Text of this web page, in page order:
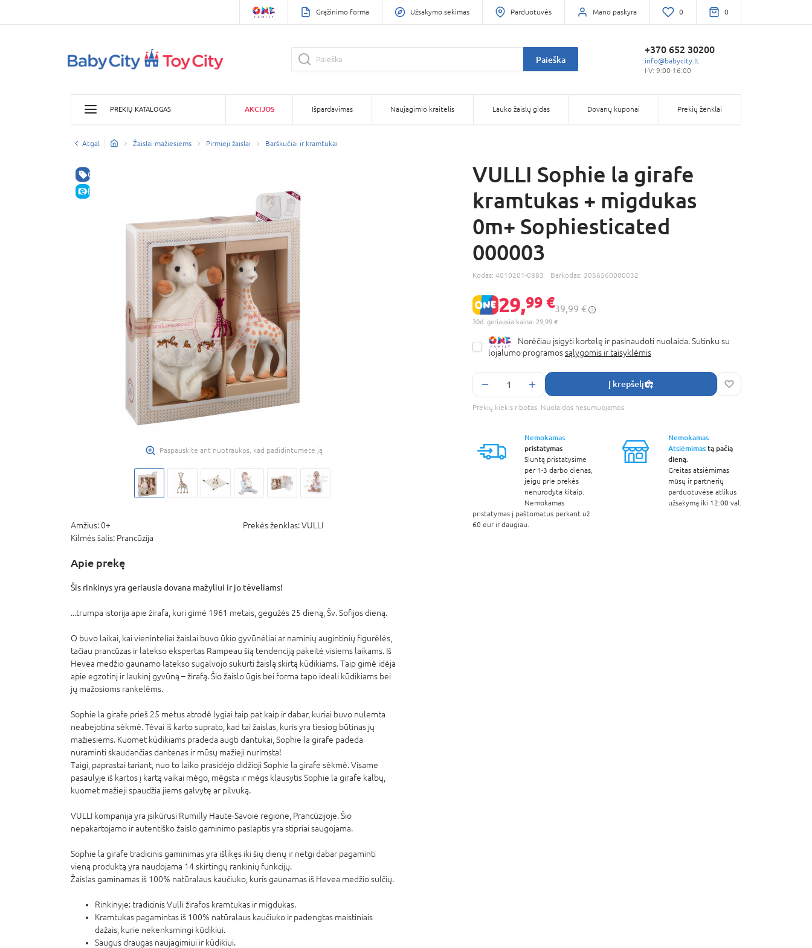
Grąžinimo forma Užsakymo sekimas Parduotuvės Mano paskyra 0 0
Paieška
+370 652 30200
info@babycity.lt
I-V: 9:00-16:00
PREKIŲ KATALOGAS AKCIJOS Išpardavimas Naujagimio kraitelis Lauko žaislų gidas Dovanų kuponai Prekių ženklai
Atgal Žaislai mažiesiems Pirmieji žaislai Barškučiai ir kramtukai
GERA KAINA
E-KAINA
Paspauskite ant nuotraukos, kad padidintumėte ją
Amžius:0+ Prekės ženklas:VULLI
Kilmės šalis: Prancūzija
Apie prekę
Šis rinkinys yra geriausia dovana mažyliui ir jo tėveliams!
...trumpa istorija apie žirafa, kuri gimė 1961 metais, gegužės 25 dieną, Šv. Sofijos dieną.
O buvo laikai, kai vieninteliai žaislai buvo ūkio gyvūnėliai ar naminių augintinių figurėlės,
tačiau prancūzas ir latekso ekspertas Rampeau šią tendenciją pakeitė visiems laikams. Iš
Hevea medžio gaunamo latekso sugalvojo sukurti žaislą skirtą kūdikiams. Taip gimė idėja
apie egzotinį ir laukinį gyvūną – žirafą. Šio žaislo ūgis bei forma tapo ideali kūdikiams bei
jų mažosioms rankelėms.
Sophie la girafe prieš 25 metus atrodė lygiai taip pat kaip ir dabar, kuriai buvo nulemta
neabejotina sėkmė. Tėvai iš karto suprato, kad tai žaislas, kuris yra tiesiog būtinas jų
mažiesiems. Kuomet kūdikiams pradeda augti dantukai, Sophie la girafe padeda
nuraminti skaudančias dantenas ir mūsų mažieji nurimsta!
Taigi, paprastai tariant, nuo to laiko prasidėjo didžioji Sophie la girafe sėkmė. Visame
pasaulyje iš kartos į kartą vaikai mėgo, mėgsta ir mėgs klausytis Sophie la girafe kalbų,
kuomet mažieji spaudžia jiems galvytę ar pilvuką.
VULLI kompanija yra įsikūrusi Rumilly Haute-Savoie regione, Prancūzijoje. Šio
nepakartojamo ir autentiško žaislo gaminimo paslaptis yra stipriai saugojama.
Sophie la girafe tradicinis gaminimas yra išlikęs iki šių dienų ir netgi dabar pagaminti
vieną produktą yra naudojama 14 skirtingų rankinių funkcijų.
Žaislas gaminamas iš 100% natūralaus kaučiuko, kuris gaunamas iš Hevea medžio sulčių.
Rinkinyje: tradicinis Vulli žirafos kramtukas ir migdukas.
Kramtukas pagamintas iš 100% natūralaus kaučiuko ir padengtas maistiniais
dažais, kurie nekenksmingi kūdikiui.
Saugus draugas naujagimiui ir kūdikiui.
VULLI Sophie la girafe
kramtukas + migdukas
0m+ Sophiesticated
000003
Kodas: 4010201-0883 Barkodas: 3056560000032
29,99 €39,99 €
30d. geriausia kaina: 29,99 €
Norėčiau įsigyti kortelę ir pasinaudoti nuolaida. Sutinku su
lojalumo programossąlygomis ir taisyklėmis
Į krepšelį
Prekių kiekis ribotas. Nuolaidos nesumuojamos.
Nemokamas
pristatymas
Siuntą pristatysime
per 1-3 darbo dienas,
jeigu prie prekės
nenurodyta kitaip.
Nemokamas
pristatymas į paštomatus perkant už
60 eur ir daugiau.
Nemokamas
Atsiėmimastą pačią
dieną.
Greitas atsiėmimas
mūsų ir partnerių
parduotuvėse atlikus
užsakymą iki 12:00 val.